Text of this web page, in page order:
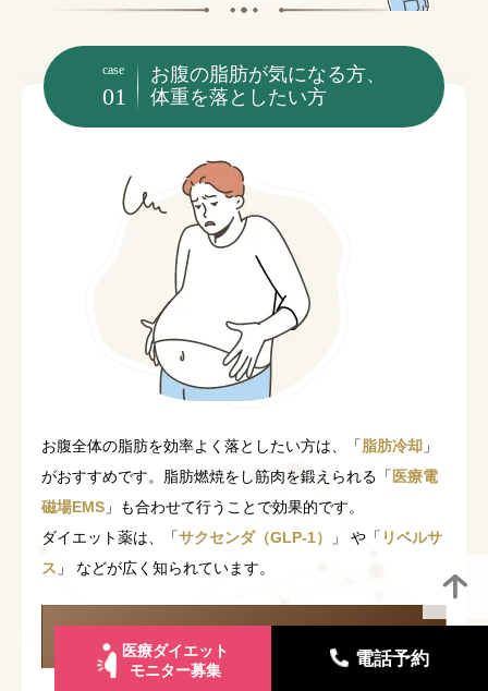
case
お腹の脂肪が気になる方、
体重を落としたい方
お腹全体の脂肪を効率よく落としたい方は、「脂肪冷却」
がおすすめです。脂肪燃焼をし筋肉を鍛えられる「医療電
磁場EMS」も合わせて行うことで効果的です。
ダイエット薬は、「サクセンダ（GLP-1） 」 や「 リベルサ
ス 」 などが広く知られています。
医療ダイエット
モニター募集
電話予約